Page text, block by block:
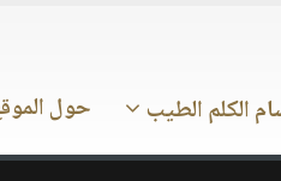
الكلم الطيب حول